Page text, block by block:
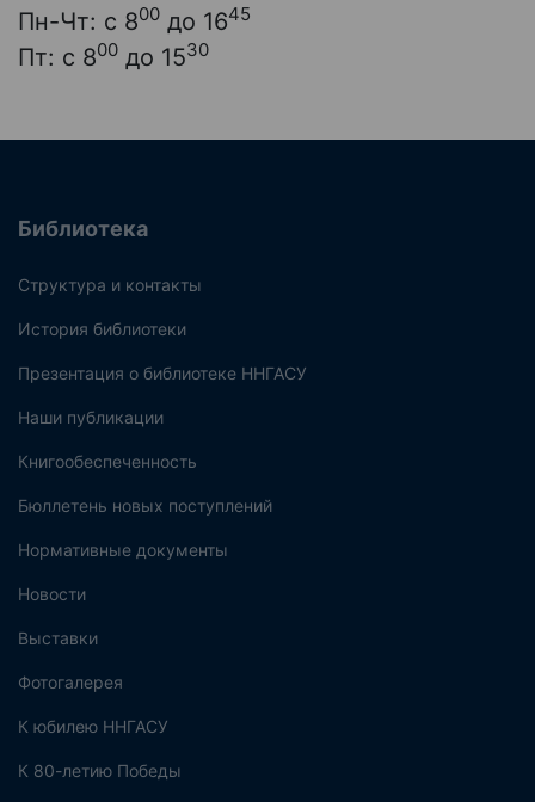
Пн-Чт: с 800 до 1645
Пт: с 800 до 1530
Библиотека
Структура и контакты
История библиотеки
Презентация о библиотеке ННГАСУ
Наши публикации
Книгообеспеченность
Бюллетень новых поступлений
Нормативные документы
Новости
Выставки
Фотогалерея
К юбилею ННГАСУ
К 80-летию Победы